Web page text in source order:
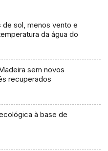
de sol, menos vento e
da água do
sem novos
recuperados
à base de